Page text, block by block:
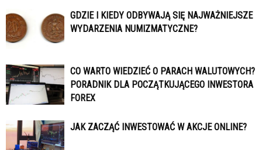
GDZIE I KIEDY ODBYWAJĄ SIĘ NAJWAŻNIEJSZE
WYDARZENIA NUMIZMATYCZNE?
CO WARTO WIEDZIEĆ O PARACH WALUTOWYCH?
PORADNIK DLA POCZĄTKUJĄCEGO INWESTORA
FOREX
JAK ZACZĄĆ INWESTOWAĆ W AKCJE ONLINE?